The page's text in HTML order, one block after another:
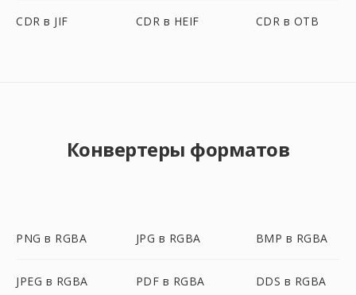
CDR в JIF CDR в HEIF CDR в OTB
Конвертеры форматов
PNG в RGBA JPG в RGBA BMP в RGBA
JPEG в RGBA PDF в RGBA DDS в RGBA